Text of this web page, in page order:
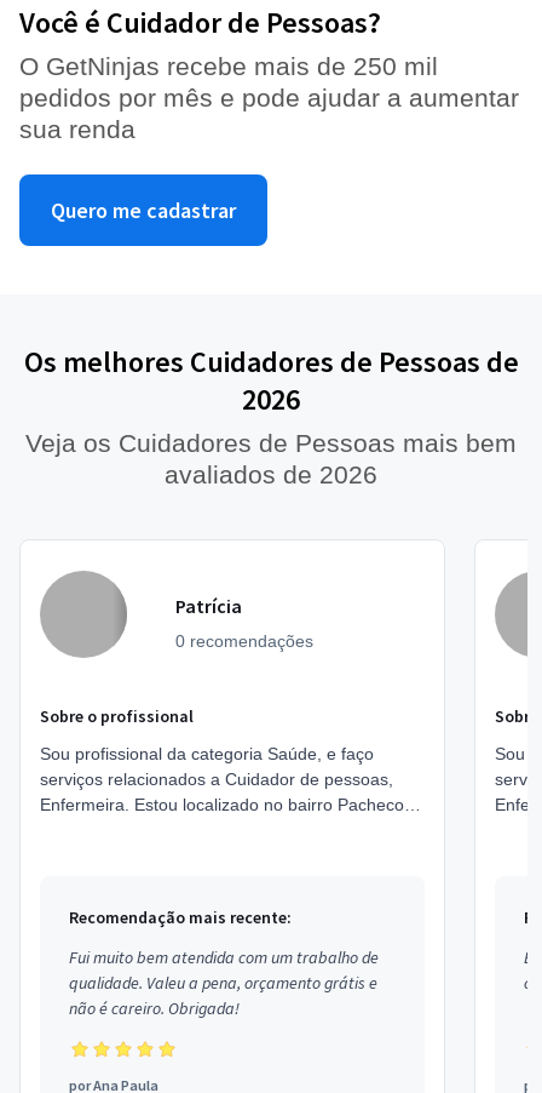
Você é Cuidador de Pessoas?
O GetNinjas recebe mais de 250 mil
pedidos por mês e pode ajudar a aumentar
sua renda
Quero me cadastrar
Os melhores Cuidadores de Pessoas de
2026
Veja os Cuidadores de Pessoas mais bem
avaliados de 2026
Patrícia
0 recomendações
Sobre o profissional
Sou profissional da categoria Saúde, e faço
serviços relacionados a Cuidador de pessoas,
Enfermeira. Estou localizado no bairro Pacheco
Recomendação mais recente:
Fui muito bem atendida com um trabalho de
qualidade. Valeu a pena, orçamento grátis e
não é careiro. Obrigada!
porAna Paula
Sou